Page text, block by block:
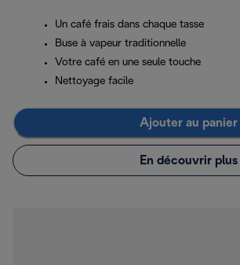
Un café frais dans chaque tasse
Buse à vapeur traditionnelle
Votre café en une seule touche
Nettoyage facile
Ajouter au panier
En découvrir plus